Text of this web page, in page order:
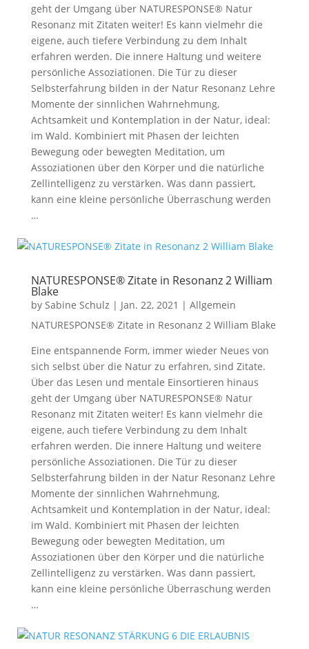
geht der Umgang über NATURESPONSE® Natur
Resonanz mit Zitaten weiter! Es kann vielmehr die
eigene, auch tiefere Verbindung zu dem Inhalt
erfahren werden. Die innere Haltung und weitere
persönliche Assoziationen. Die Tür zu dieser
Selbsterfahrung bilden in der Natur Resonanz Lehre
Momente der sinnlichen Wahrnehmung,
Achtsamkeit und Kontemplation in der Natur, ideal:
im Wald. Kombiniert mit Phasen der leichten
Bewegung oder bewegten Meditation, um
Assoziationen über den Körper und die natürliche
Zellintelligenz zu verstärken. Was dann passiert,
kann eine kleine persönliche Überraschung werden
…
NATURESPONSE® Zitate in Resonanz 2 William
Blake
by Sabine Schulz | Jan. 22, 2021 | Allgemein
NATURESPONSE® Zitate in Resonanz 2 William Blake
Eine entspannende Form, immer wieder Neues von
sich selbst über die Natur zu erfahren, sind Zitate.
Über das Lesen und mentale Einsortieren hinaus
geht der Umgang über NATURESPONSE® Natur
Resonanz mit Zitaten weiter! Es kann vielmehr die
eigene, auch tiefere Verbindung zu dem Inhalt
erfahren werden. Die innere Haltung und weitere
persönliche Assoziationen. Die Tür zu dieser
Selbsterfahrung bilden in der Natur Resonanz Lehre
Momente der sinnlichen Wahrnehmung,
Achtsamkeit und Kontemplation in der Natur, ideal:
im Wald. Kombiniert mit Phasen der leichten
Bewegung oder bewegten Meditation, um
Assoziationen über den Körper und die natürliche
Zellintelligenz zu verstärken. Was dann passiert,
kann eine kleine persönliche Überraschung werden
…